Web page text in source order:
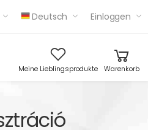
Deutsch Einloggen
menu
Meine Lieblingsprodukte Warenkorb